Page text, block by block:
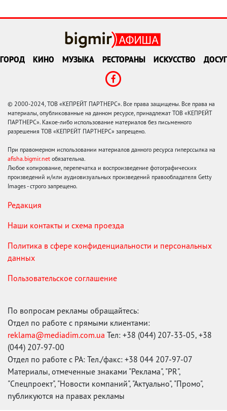
ГОРОД КИНО МУЗЫКА РЕСТОРАНЫ ИСКУССТВО ДОСУГ
© 2000-2024, ТОВ «КЕПРЕЙТ ПАРТНЕРС». Все права защищены. Все права на
материалы, опубликованные на данном ресурсе, принадлежат ТОВ «КЕПРЕЙТ
ПАРТНЕРС». Какое-либо использование материалов без письменного
разрешения ТОВ «КЕПРЕЙТ ПАРТНЕРС» запрещено.
При правомерном использовании материалов данного ресурса гиперссылка на
afisha.bigmir.net обязательна.
Любое копирование, перепечатка и воспроизведение фотографических
произведений и/или аудиовизуальных произведений правообладателя Getty
Images - строго запрещено.
Редакция
Наши контакты и схема проезда
Политика в сфере конфиденциальности и персональных
данных
Пользовательское соглашение
По вопросам рекламы обращайтесь:
Отдел по работе с прямыми клиентами:
reklama@mediadim.com.ua Тел: +38 (044) 207-33-05, +38
(044) 207-97-00
Отдел по работе с РА: Тел./факс: +38 044 207-97-07
Материалы, отмеченные знаками "Реклама", "PR",
"Спецпроект", "Новости компаний", "Актуально", "Промо",
публикуются на правах рекламы